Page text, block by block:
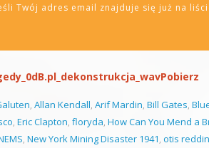
Twój adres email znajduje się już na
Pobierz
, Allan Kendall, Arif Mardin, Bill Gates,
, Eric Clapton, floryda, How Can You Mend a
, New York Mining Disaster 1941, otis